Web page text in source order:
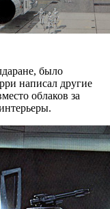
было
написал другие
облаков за